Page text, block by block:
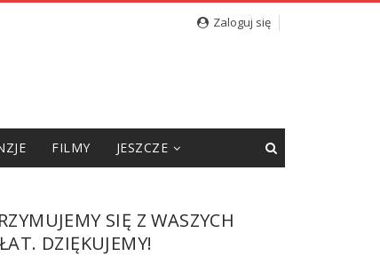
Zaloguj się
FILMY JESZCZE
SIĘ Z WASZYCH
DZIĘKUJEMY!